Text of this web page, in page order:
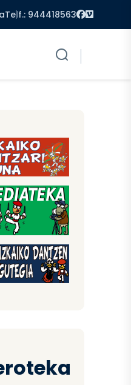
Telf.: 944418563 Facebook
Vimeo